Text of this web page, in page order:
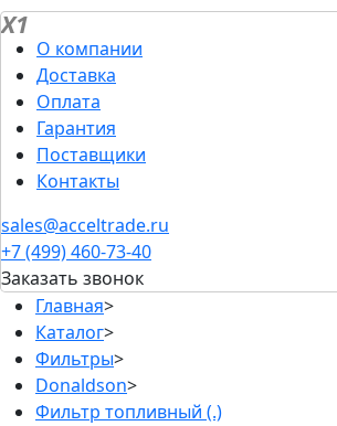
X1
О компании
Доставка
Оплата
Гарантия
Поставщики
Контакты
sales@acceltrade.ru
+7 (499) 460-73-40
Заказать звонок
Главная>
Каталог>
Фильтры>
Donaldson>
Фильтр топливный (.)